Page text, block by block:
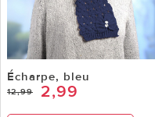
Écharpe, bleu
12,99 2,99